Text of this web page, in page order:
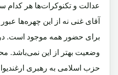
عدالت و تکنوکرات‌ها هر کدام
آقای غنی نه از این چهره‌ها
برای حضور همه موجود است. در
وضعیت بهتر از این نمی‌باشد.
حزب اسلامی به رهبری